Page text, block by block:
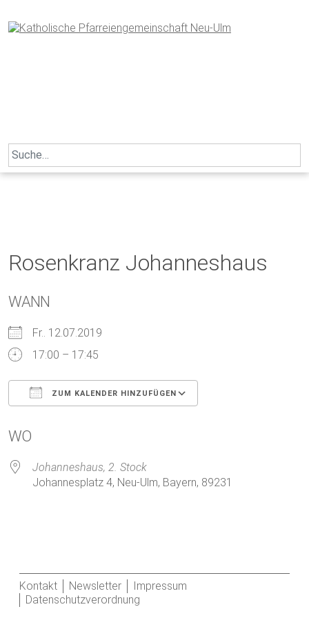
to
content
Search
for:
Rosenkranz Johanneshaus
WANN
Fr.. 12.07.2019
17:00 – 17:45
ZUM KALENDER HINZUFÜGEN
WO
Johanneshaus, 2. Stock
Johannesplatz 4, Neu-Ulm, Bayern, 89231
Kontakt Newsletter
Impressum
Datenschutzverordnung